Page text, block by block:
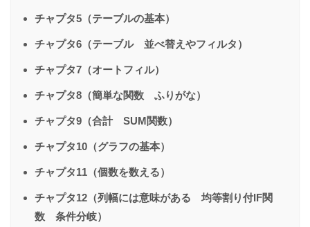
チャプタ5（テーブルの基本）
チャプタ6（テーブル 並べ替えやフィルタ）
チャプタ7（オートフィル）
チャプタ8（簡単な関数 ふりがな）
チャプタ9（合計 SUM関数）
チャプタ10（グラフの基本）
チャプタ11（個数を数える）
チャプタ12（列幅には意味がある 均等割り付IF関
数 条件分岐）